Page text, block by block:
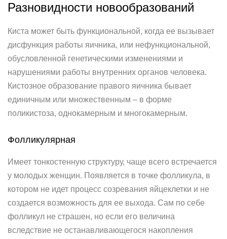
Разновидности новообразований
Киста может быть функциональной, когда ее вызывает
дисфункция работы яичника, или нефункциональной,
обусловленной генетическими изменениями и
нарушениями работы внутренних органов человека.
Кистозное образование правого яичника бывает
единичным или множественным – в форме
поликистоза, однокамерным и многокамерным.
Фолликулярная
Имеет тонкостенную структуру, чаще всего встречается
у молодых женщин. Появляется в точке фолликула, в
котором не идет процесс созревания яйцеклетки и не
создается возможность для ее выхода. Сам по себе
фолликул не страшен, но если его величина
вследствие не останавливающегося накопления